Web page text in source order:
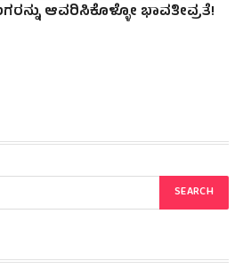
ಆವರಿಸಿಕೊಳ್ಳೋ ಭಾವತೀವ್ರತೆ!